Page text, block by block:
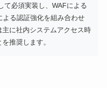
て必須実装し、WAFによる
よる認証強化を組み合わせ
に社内システムアクセス時
推奨します。